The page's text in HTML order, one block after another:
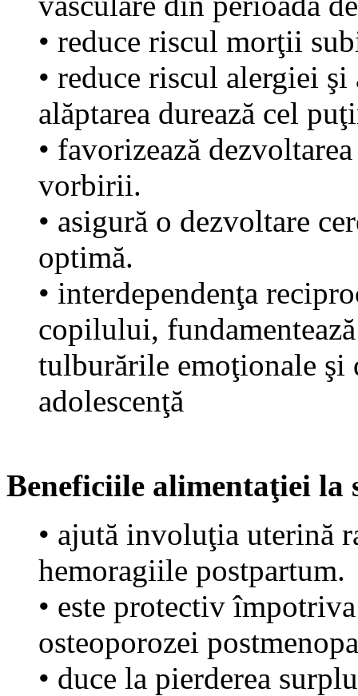
• reduce riscul morţii
• reduce riscul alergiei
alăptarea durează cel
• favorizează
vorbirii.
• asigură o dezvoltare
optimă.
• interdependenţa
copilului,
tulburările emoţionale şi
adolescenţă
Beneficiile alimentaţiei la
• ajută involuţia uterină
hemoragiile postpartum.
• este protectiv
osteoporozei
• duce la pierderea